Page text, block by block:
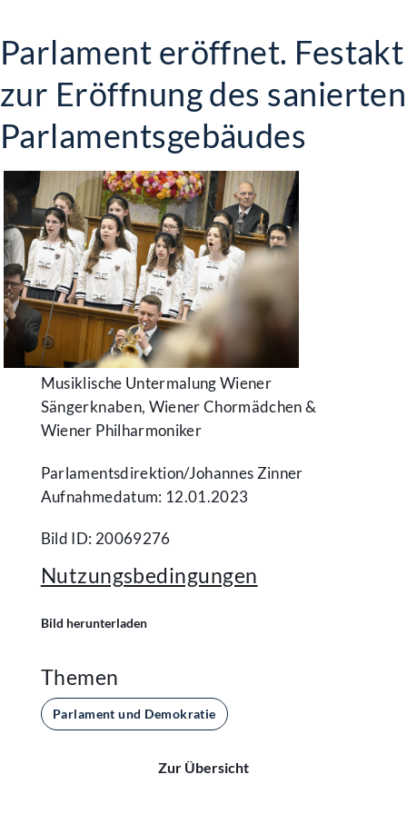
Parlament eröffnet. Festakt
zur Eröffnung des sanierten
Parlamentsgebäudes
Musiklische Untermalung Wiener
Sängerknaben, Wiener Chormädchen &
Wiener Philharmoniker
Parlamentsdirektion/​Johannes Zinner
Aufnahmedatum: 12.01.2023
Bild ID: 20069276
Nutzungsbedingungen
Bild herunterladen
Themen
Parlament und Demokratie
Zur Übersicht